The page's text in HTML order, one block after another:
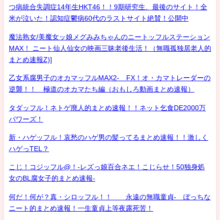
つ病統合失調症14年生HKT46！！9期研究生、最後のサイト！全
米が泣いた！認知症鬱病60代のラストサイト絶賛！公開中
魔法熟女/美魔女ッ娘メグみみちゃんのニートッフルステーション
MAX！ ニート仙人仙女の映画三昧老後生活！（無職孤独居老人的
まとめ速報Z)]
乙女系腐男子のオカマッフルMAX2- FX！オ・カマトレーダーの
逆襲！！ 極道のオカマたち編（おもしろ動画まとめ速報）
タダッフル！ネトゲ廃人的まとめ速報！！ネット乞食DE2000万
パワーズ！
新・ハゲッフル！哀愁のハゲ男の髪ってるまとめ速報！！激しく
ハゲっTEL？
こじ！コジッフル@！-レズっ娘百合ネエ！こじらせ！50独身処
女のBL腐女子的まとめ速報-
何だ！何が？真・シロッフル！！ 永遠の無職童貞- ぼっちな
ニート的まとめ速報！一生童貞上等夜露死苦！